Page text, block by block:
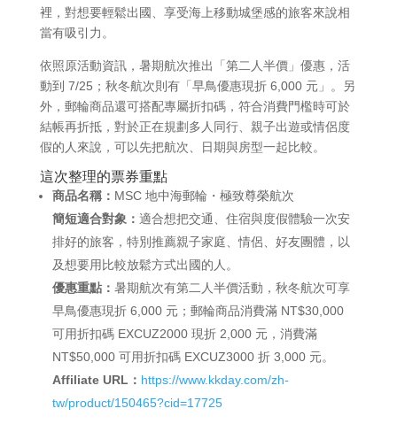
裡，對想要輕鬆出國、享受海上移動城堡感的旅客來說相
當有吸引力。
依照原活動資訊，暑期航次推出「第二人半價」優惠，活
動到 7/25；秋冬航次則有「早鳥優惠現折 6,000 元」。另
外，郵輪商品還可搭配專屬折扣碼，符合消費門檻時可於
結帳再折抵，對於正在規劃多人同行、親子出遊或情侶度
假的人來說，可以先把航次、日期與房型一起比較。
這次整理的票券重點
商品名稱： MSC 地中海郵輪・極致尊榮航次
簡短適合對象： 適合想把交通、住宿與度假體驗一次安
排好的旅客，特別推薦親子家庭、情侶、好友團體，以
及想要用比較放鬆方式出國的人。
優惠重點： 暑期航次有第二人半價活動，秋冬航次可享
早鳥優惠現折 6,000 元；郵輪商品消費滿 NT$30,000
可用折扣碼 EXCUZ2000 現折 2,000 元，消費滿
NT$50,000 可用折扣碼 EXCUZ3000 折 3,000 元。
Affiliate URL： https://www.kkday.com/zh-
tw/product/150465?cid=17725